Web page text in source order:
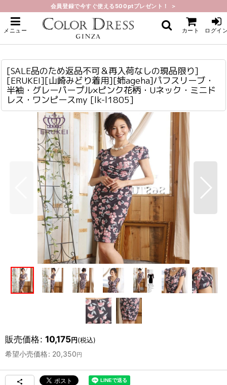
会員登録で今すぐ使える500ptプレゼント！ ＞
メニュー カート ログイ
ホーム > ミニ・ショート
[SALE品のため返品不可＆再入荷なしの現品限り][ERUKEI][山崎みどり着用][姉
ageha]パフスリーブ・半袖・グレーパープル×ピンク花柄・Uネック・ミニドレ
[SALE品のため返品不可＆再入荷なしの現品限り]
[ERUKEI][山崎みどり着用][姉ageha]パフスリーブ・
半袖・グレーパープル×ピンク花柄・Uネック・ミニド
レス・ワンピースmy [lk-l1805]
販売価格: 10,175円(税込)
希望小売価格: 20,350円